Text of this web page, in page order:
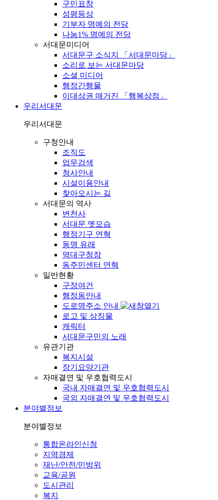
구민표창
성평등상
기부자 명예의 전당
나눔1% 명예의 전당
서대문미디어
서대문구 소식지 「서대문마당」
소리로 보는 서대문마당
소셜 미디어
행정간행물
이대상권 매거진 「행복상점」
우리서대문
우리서대문
구청안내
조직도
업무검색
청사안내
시설이용안내
찾아오시는 길
서대문의 역사
변천사
서대문 옛모습
행정기구 연혁
동명 유래
역대구청장
동주민센터 연혁
일반현황
구정여건
행정동안내
도로명주소 안내
로고 및 상징물
캐릭터
서대문구민의 노래
유관기관
복지시설
장기요양기관
자매결연 및 우호협력도시
국내 자매결연 및 우호협력도시
국외 자매결연 및 우호협력도시
분야별정보
분야별정보
통합온라인신청
지역경제
재난/안전/민방위
교육/공원
도시관리
복지